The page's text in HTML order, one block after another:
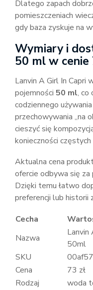
Dlatego zapach
pomieszczeniach
gdy baza zyskuje na
Wymiary i
50 ml w cenie
Lanvin A Girl In Capri
pojemności 50 ml, co
codziennego
przechowywania „na
cieszyć się
konieczności
Aktualna cena
ofercie odbywa się za
Dzięki temu łatwo
preferencji lub historii
Cecha
Nazwa
Lanvin
50ml
SKU
Cena
73 zł
Rodzaj
woda